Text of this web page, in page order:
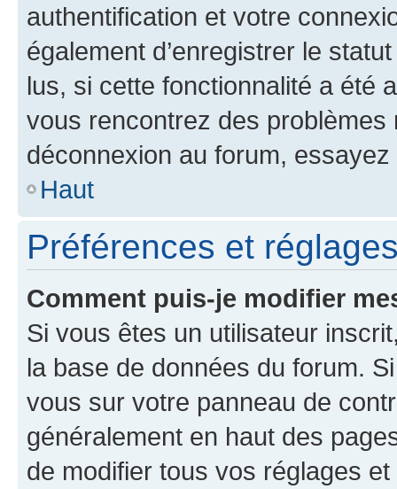
authentification et votre
également d’enregistrer le
lus, si cette fonctionnalité a été
vous rencontrez des
déconnexion au forum,
Haut
Préférences et
Comment puis-je modifier
Si vous êtes un utilisateur
la base de données du forum.
vous sur votre panneau de
généralement en haut des
de modifier tous vos réglages